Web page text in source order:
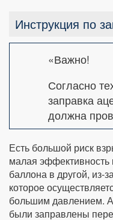
Инструкция по
«Важно!
Согласно
заправка
должна
Есть большой риск
малая эффективность
баллона в другой, из-
которое
большим давлением.
были заправлены